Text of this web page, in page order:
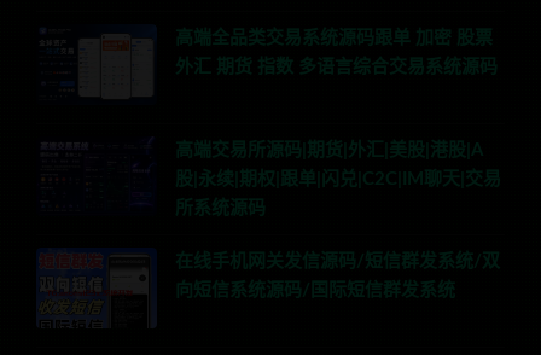
高端全品类交易系统源码跟单 加密 股票
外汇 期货 指数 多语言综合交易系统源码
高端交易所源码|期货|外汇|美股|港股|A
股|永续|期权|跟单|闪兑|C2C|IM聊天|交易
所系统源码
在线手机网关发信源码/短信群发系统/双
向短信系统源码/国际短信群发系统